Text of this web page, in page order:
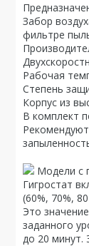
Забор
фильтре
Рабочая
Степень
Корпус из
В комплект
Модели с
Гигростат
(60%, 70%,
Это
заданного
до 20 минут.